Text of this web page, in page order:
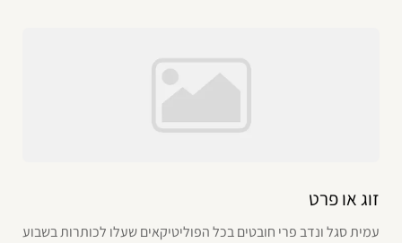
זוג או פרט
עמית סגל ונדב פרי חובטים בכל הפוליטיקאים שעלו לכותרות בשבוע